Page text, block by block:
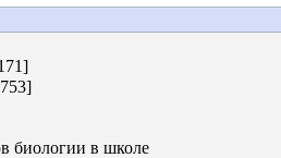
биологии в школе